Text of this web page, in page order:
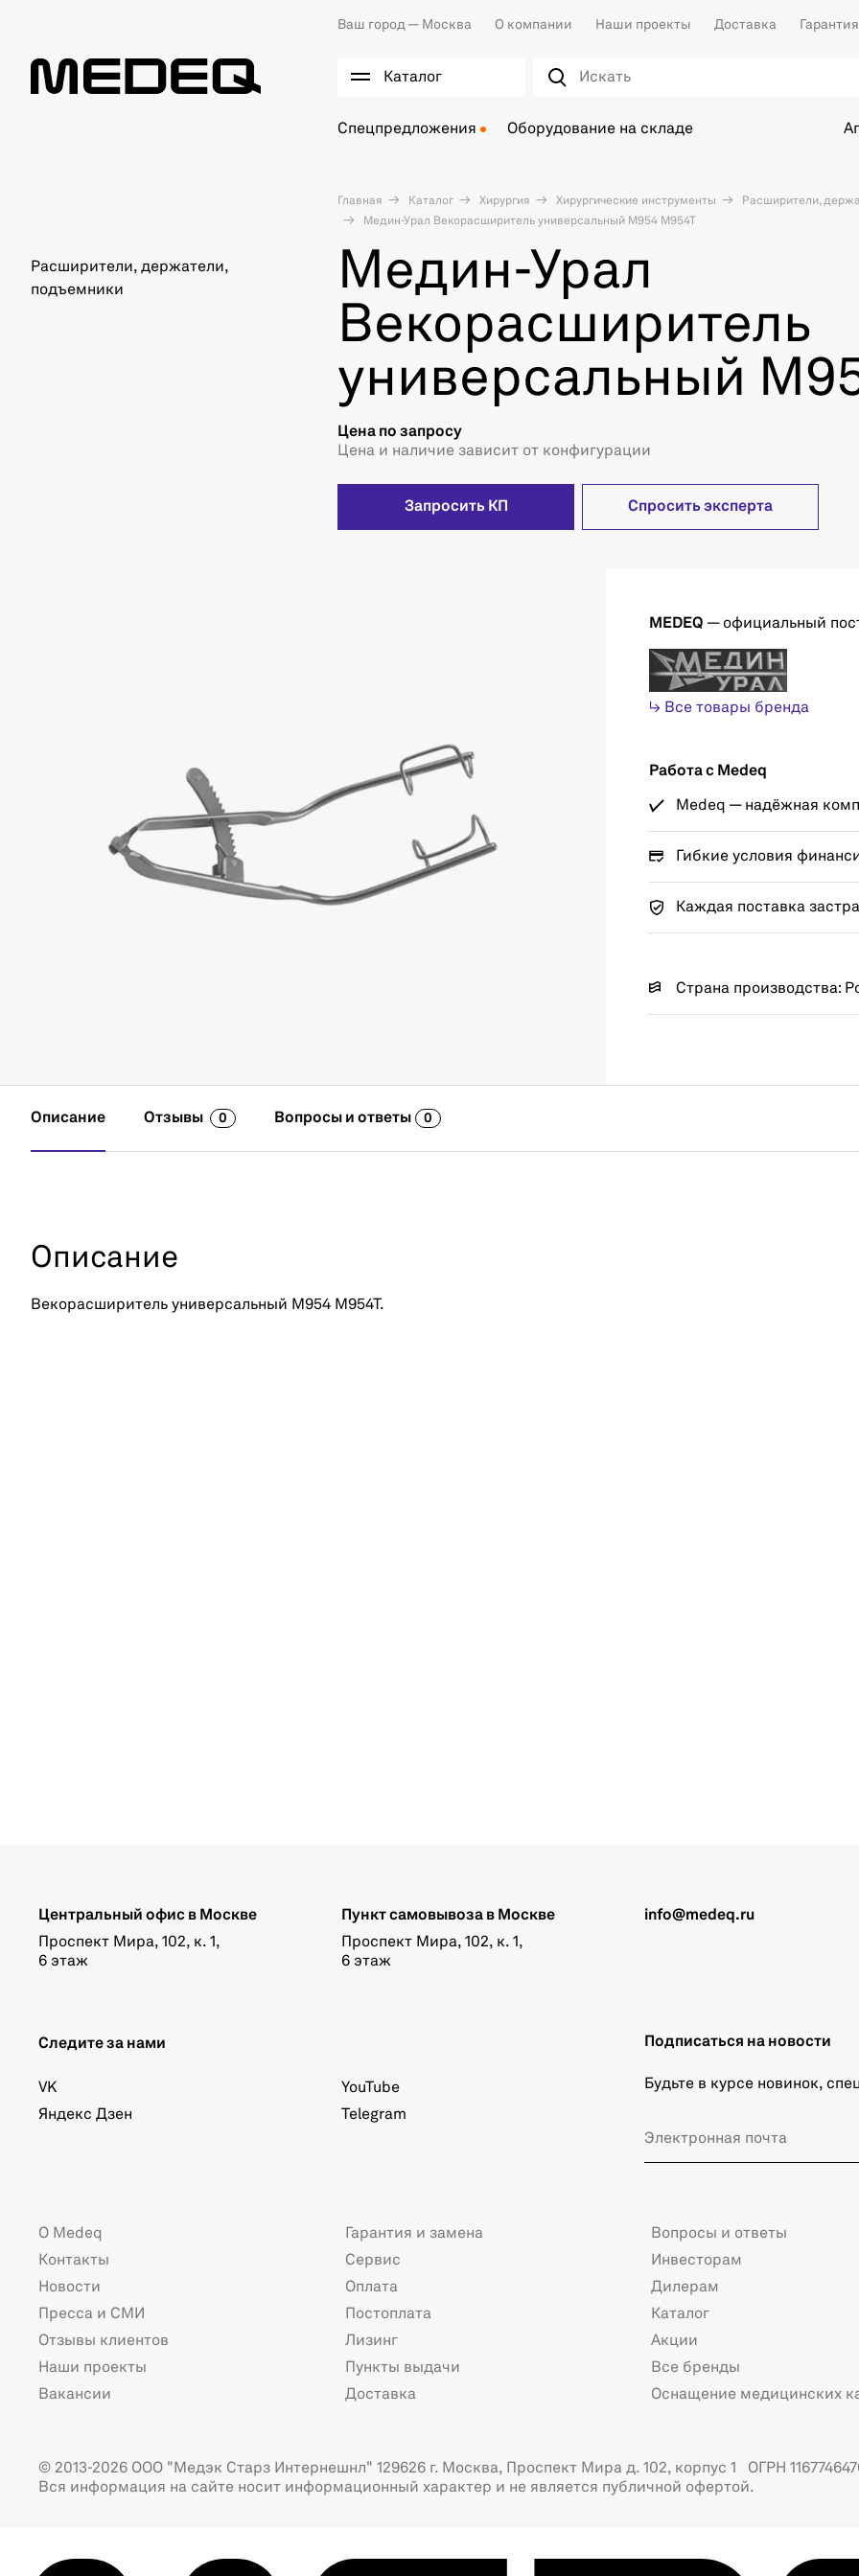
Ваш город — Москва О компании Наши проекты Доставка Гарантия
Каталог
Спецпредложения Оборудование на складе
Главная Каталог Хирургия Хирургические инструменты
Расширители,
Медин-Урал Векорасширитель универсальный M954 M954T
Расширители, держатели,
подъемники
Медин-Урал
Векорасширитель
универсальный
Цена по запросу
Цена и наличие зависит от конфигурации
Запросить КП Спросить эксперта
MEDEQ — официальный
↳ Все товары бренда
Работа с Medeq
Medeq — надёжная
Гибкие условия
Каждая поставка
Страна производства:
Описание Отзывы 0 Вопросы и ответы 0
Описание
Векорасширитель универсальный M954 M954T.
info@medeq.ru
Центральный офис в Москве
Проспект Мира, 102, к. 1,
6 этаж
Пункт самовывоза в Москве
Проспект Мира, 102, к. 1,
6 этаж
Следите за нами
VK
Яндекс Дзен
YouTube
Telegram
Подписаться на новости
Будьте в курсе новинок,
О Medeq
Контакты
Новости
Пресса и СМИ
Отзывы клиентов
Наши проекты
Вакансии
Гарантия и замена
Сервис
Оплата
Постоплата
Лизинг
Пункты выдачи
Доставка
Вопросы и ответы
Инвесторам
Дилерам
Каталог
Акции
Все бренды
Оснащение медицинских
© 2013-2026 ООО "Медэк Старз Интернешнл" 129626 г. Москва, Проспект Мира д. 102, корпус 1 ОГРН
Вся информация на сайте носит информационный характер и не является публичной офертой.